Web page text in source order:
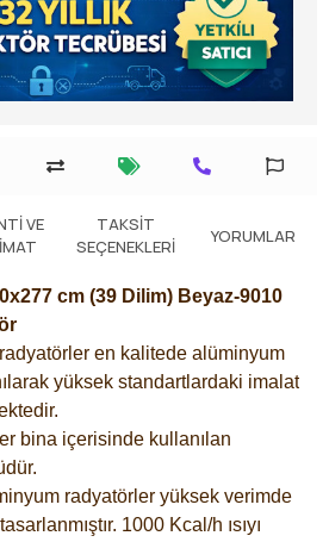
VE
TAKSIT
SEÇENEKLERI
YORUMLAR
cm (39 Dilim) Beyaz-9010
en kalitede alüminyum
yüksek standartlardaki imalat
bina içerisinde kullanılan
radyatörler yüksek verimde
1000 Kcal/h ısıyı